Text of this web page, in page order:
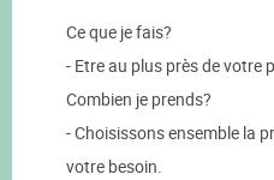
Ce que je fais?
- Etre au plus près de votre
Combien je prends?
- Choisissons ensemble la
votre besoin.